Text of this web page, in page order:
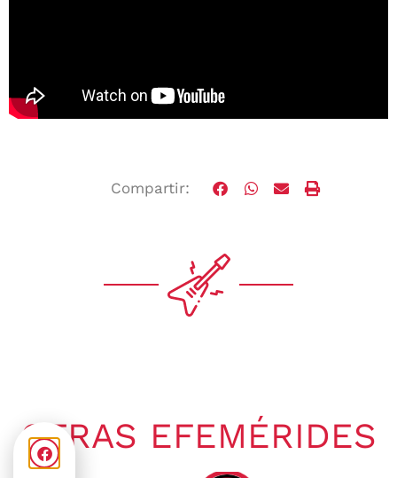
Compartir:
OTRAS EFEMÉRIDES